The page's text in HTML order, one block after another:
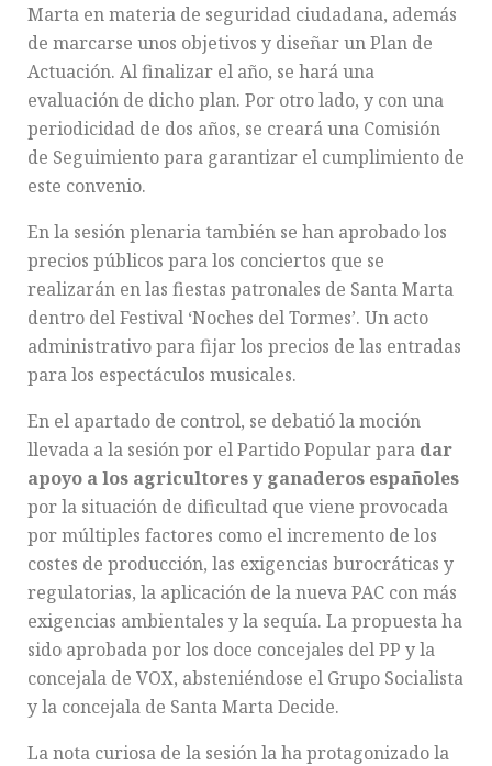
Marta en materia de seguridad ciudadana, además
de marcarse unos objetivos y diseñar un Plan de
Actuación. Al finalizar el año, se hará una
evaluación de dicho plan. Por otro lado, y con una
periodicidad de dos años, se creará una Comisión
de Seguimiento para garantizar el cumplimiento de
este convenio.
En la sesión plenaria también se han aprobado los
precios públicos para los conciertos que se
realizarán en las fiestas patronales de Santa Marta
dentro del Festival ‘Noches del Tormes’. Un acto
administrativo para fijar los precios de las entradas
para los espectáculos musicales.
En el apartado de control, se debatió la moción
llevada a la sesión por el Partido Popular para dar
apoyo a los agricultores y ganaderos españoles
por la situación de dificultad que viene provocada
por múltiples factores como el incremento de los
costes de producción, las exigencias burocráticas y
regulatorias, la aplicación de la nueva PAC con más
exigencias ambientales y la sequía. La propuesta ha
sido aprobada por los doce concejales del PP y la
concejala de VOX, absteniéndose el Grupo Socialista
y la concejala de Santa Marta Decide.
La nota curiosa de la sesión la ha protagonizado la